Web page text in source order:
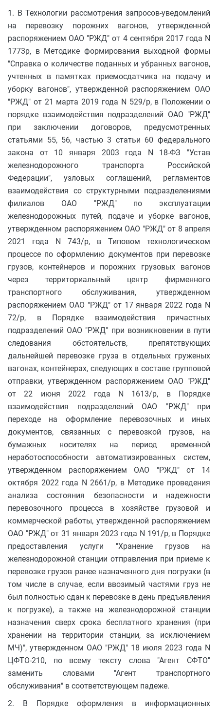
1. В Технологии рассмотрения запросов-уведомлений
на перевозку порожних вагонов, утвержденной
распоряжением ОАО "РЖД" от 4 сентября 2017 года N
1773р, в Методике формирования выходной формы
"Справка о количестве поданных и убранных вагонов,
учтенных в памятках приемосдатчика на подачу и
уборку вагонов", утвержденной распоряжением ОАО
"РЖД" от 21 марта 2019 года N 529/р, в Положении о
порядке взаимодействия подразделений ОАО "РЖД"
при заключении договоров, предусмотренных
статьями 55, 56, частью 3 статьи 60 федерального
закона от 10 января 2003 года N 18-ФЗ "Устав
железнодорожного транспорта Российской
Федерации", узловых соглашений, регламентов
взаимодействия со структурными подразделениями
филиалов ОАО "РЖД" по эксплуатации
железнодорожных путей, подаче и уборке вагонов,
утвержденном распоряжением ОАО "РЖД" от 8 апреля
2021 года N 743/р, в Типовом технологическом
процессе по оформлению документов при перевозке
грузов, контейнеров и порожних грузовых вагонов
через территориальный центр фирменного
транспортного обслуживания, утвержденном
распоряжением ОАО "РЖД" от 17 января 2022 года N
72/р, в Порядке взаимодействия причастных
подразделений ОАО "РЖД" при возникновении в пути
следования обстоятельств, препятствующих
дальнейшей перевозке груза в отдельных груженых
вагонах, контейнерах, следующих в составе групповой
отправки, утвержденном распоряжением ОАО "РЖД"
от 22 июня 2022 года N 1613/р, в Порядке
взаимодействия подразделений ОАО "РЖД" при
переходе на оформление перевозочных и иных
документов, связанных с перевозкой грузов, на
бумажных носителях на период временной
неработоспособности автоматизированных систем,
утвержденном распоряжением ОАО "РЖД" от 14
октября 2022 года N 2661/р, в Методике проведения
анализа состояния безопасности и надежности
перевозочного процесса в хозяйстве грузовой и
коммерческой работы, утвержденной распоряжением
ОАО "РЖД" от 31 января 2023 года N 191/р, в Порядке
предоставления услуги "Хранение грузов на
железнодорожной станции отправления при приеме к
перевозке грузов ранее назначенного дня погрузки (в
том числе в случае, если ввозимый частями груз не
был полностью сдан к перевозке в день предъявления
к погрузке), а также на железнодорожной станции
назначения сверх срока бесплатного хранения (при
хранении на территории станции, за исключением
МЧ)", утвержденном ОАО "РЖД" 18 июля 2023 года N
ЦФТО-210, по всему тексту слова "Агент СФТО"
заменить словами "Агент транспортного
обслуживания" в соответствующем падеже.
2. В Порядке оформления в информационных